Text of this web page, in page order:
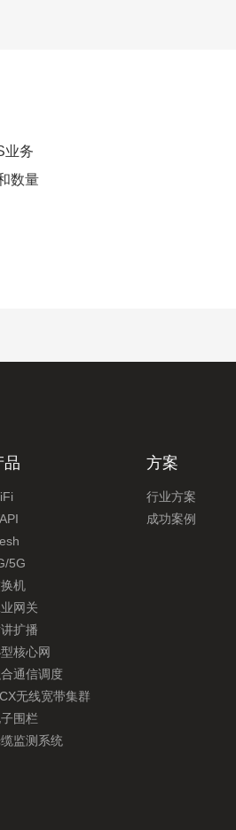
业务
数量
品
5G
机
网关
扩播
核心网
通信调度
无线宽带集群
围栏
监测系统
方案
行业方案
成功案例